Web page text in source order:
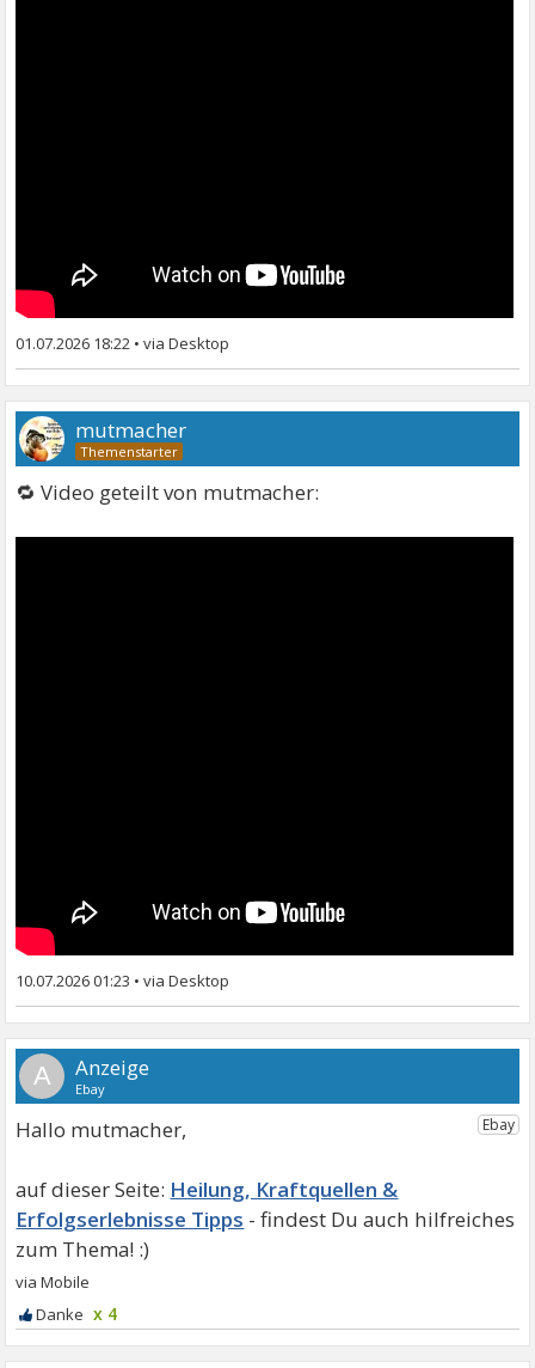
01.07.2026 18:22 •
mutmacher
🔁 Video geteilt von mutmacher:
10.07.2026 01:23 •
A
Hallo mutmacher,
Heilung, Kraftquellen &
Erfolgserlebnisse Tipps
x 4